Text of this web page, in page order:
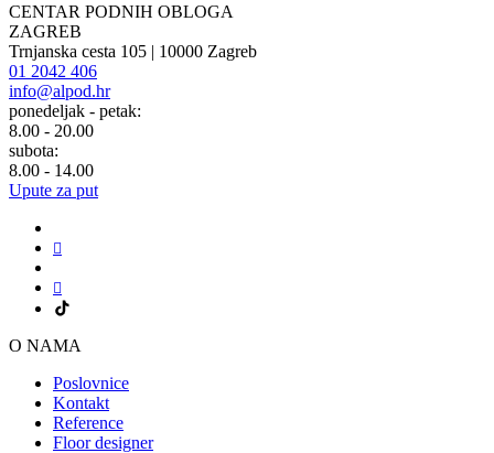
CENTAR PODNIH OBLOGA
ZAGREB
Trnjanska cesta 105 | 10000 Zagreb
01 2042 406
info@alpod.hr
ponedeljak - petak:
8.00 - 20.00
subota:
8.00 - 14.00
Upute za put
O NAMA
Poslovnice
Kontakt
Reference
Floor designer